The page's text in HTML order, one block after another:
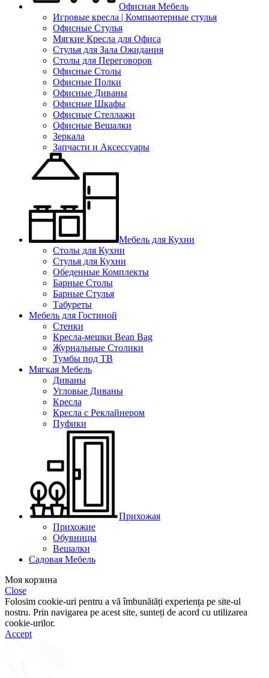
Офисная Мебель
Игровые кресла | Компьютерные стулья
Офисные Стулья
Мягкие Кресла для Офиса
Стулья для Зала Ожидания
Столы для Переговоров
Офисные Столы
Офисные Полки
Офисные Диваны
Офисные Шкафы
Офисные Стеллажи
Офисные Вешалки
Зеркала
Запчасти и Аксессуары
Мебель для Кухни
Столы для Кухни
Стулья для Кухни
Обеденные Комплекты
Барные Столы
Барные Стулья
Табуреты
Мебель для Гостиной
Стенки
Кресла-мешки Bean Bag
Журнальные Столики
Тумбы под ТВ
Мягкая Мебель
Диваны
Угловые Диваны
Кресла
Кресла с Реклайнером
Пуфики
Прихожая
Прихожие
Обувницы
Вешалки
Садовая Мебель
Моя корзина
Close
Folosim cookie-uri pentru a vă îmbunătăți experiența pe site-ul
nostru. Prin navigarea pe acest site, sunteți de acord cu utilizarea
cookie-urilor.
Accept